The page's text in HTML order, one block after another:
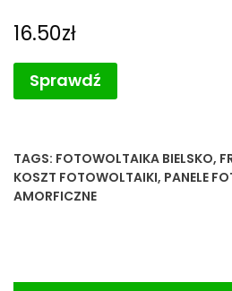
16.50zł
Sprawdź
TAGS: FOTOWOLTAIKA BIELSKO,
KOSZT FOTOWOLTAIKI, PANELE
AMORFICZNE